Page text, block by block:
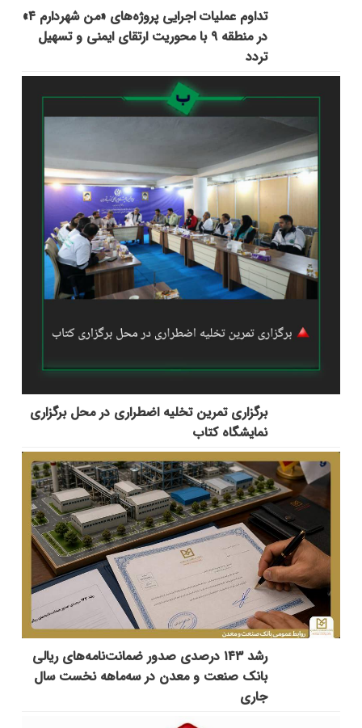
تداوم عملیات اجرایی پروژه‌های «من شهردارم ۴»
در منطقه ۹ با محوریت ارتقای ایمنی و تسهیل
تردد
برگزاری تمرین تخلیه اضطراری در محل برگزاری
نمایشگاه کتاب
رشد ۱۴۳ درصدی صدور ضمانت‌نامه‌های ریالی
بانک صنعت و معدن در سه‌ماهه نخست سال
جاری